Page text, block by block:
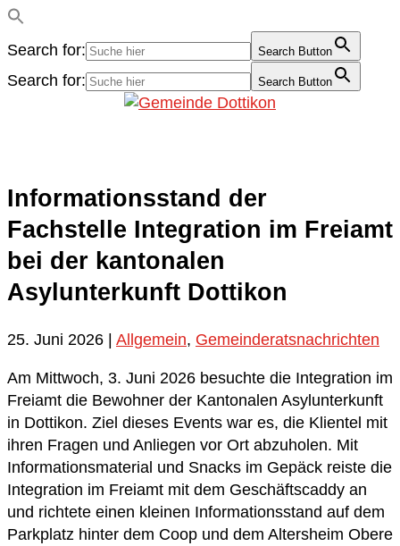
Search for: Search Button
Search for: Search Button
Informationsstand der
Fachstelle Integration im Freiamt
bei der kantonalen
Asylunterkunft Dottikon
25. Juni 2026 | Allgemein, Gemeinderatsnachrichten
Am Mittwoch, 3. Juni 2026 besuchte die Integration im
Freiamt die Bewohner der Kantonalen Asylunterkunft
in Dottikon. Ziel dieses Events war es, die Klientel mit
ihren Fragen und Anliegen vor Ort abzuholen. Mit
Informationsmaterial und Snacks im Gepäck reiste die
Integration im Freiamt mit dem Geschäftscaddy an
und richtete einen kleinen Informationsstand auf dem
Parkplatz hinter dem Coop und dem Altersheim Obere